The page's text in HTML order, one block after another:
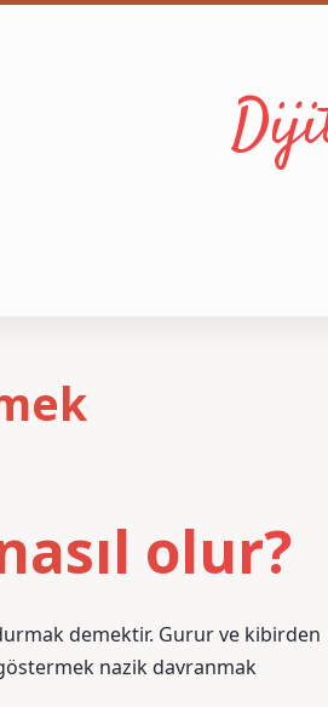
olur?
demektir. Gurur ve kibirden
nazik davranmak